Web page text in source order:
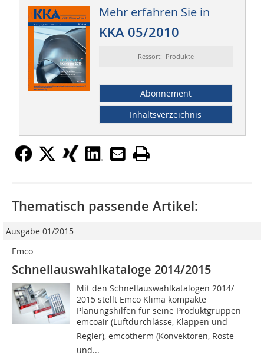
Mehr erfahren Sie in
KKA 05/2010
Ressort: Produkte
Abonnement
Inhaltsverzeichnis
Thematisch passende Artikel:
Ausgabe 01/2015
Emco
Schnellauswahlkataloge 2014/2015
Mit den Schnellauswahlkatalogen 2014/
2015 stellt Emco Klima kompakte
Planungshilfen für seine Produktgruppen
emcoair (Luftdurchlässe, Klappen und
Regler), emcotherm (Konvektoren, Roste
und...